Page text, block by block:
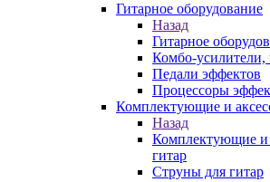
Гитарное оборудование
Назад
Гитарное
Комбо-
Педали эффектов
Процессоры
Комплектующие и
Назад
Комплектующие и
гитар
Струны для гитар